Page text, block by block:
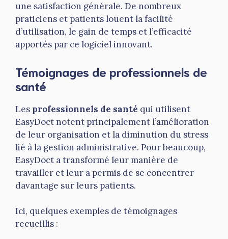
une satisfaction générale. De nombreux
praticiens et patients louent la facilité
d’utilisation, le gain de temps et l’efficacité
apportés par ce logiciel innovant.
Témoignages de professionnels de
santé
Les professionnels de santé qui utilisent
EasyDoct notent principalement l’amélioration
de leur organisation et la diminution du stress
lié à la gestion administrative. Pour beaucoup,
EasyDoct a transformé leur manière de
travailler et leur a permis de se concentrer
davantage sur leurs patients.
Ici, quelques exemples de témoignages
recueillis :